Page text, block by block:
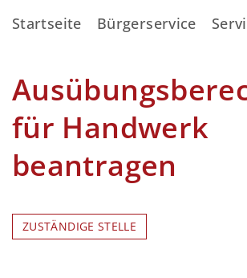
Startseite Bürgerservice
für Handwerk
beantragen
ZUSTÄNDIGE STELLE